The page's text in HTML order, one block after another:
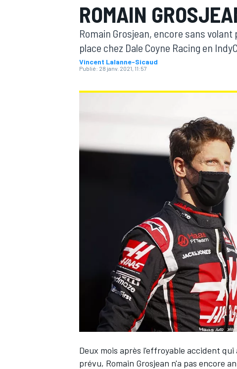
ROMAIN
Romain Grosjean, encore sans
place chez Dale Coyne Racing en
Vincent Lalanne-Sicaud
Publié: 28 janv. 2021, 11:57
Deux mois après l'effroyable accident
prévu, Romain Grosjean n'a pas encore